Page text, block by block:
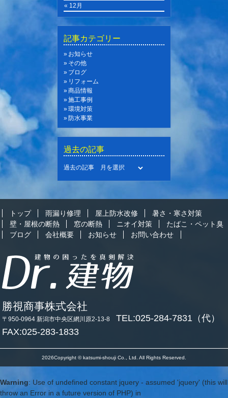
« 12月
記事カテゴリー
お知らせ
その他
ブログ
リフォーム
商品情報
施工事例
環境対策
防水事業
過去の記事
過去の記事
トップ 雨漏り修理 屋上防水改修
暑さ・寒さ対策
壁・屋根の断熱
窓の断熱 ニオイ対策
たばこ・ペット臭
ブログ
会社概要 お知らせ お問い合わせ
勝視商事株式会社
〒950-0964 新潟市中央区網川原2-13-8 TEL:025-284-7831（代）
FAX:025-283-1833
2026Copyright © katsumi-shouji Co., Ltd. All Rights Reserved.
Warning: Use of undefined constant jquery - assumed 'jquery' (this will
throw an Error in a future version of PHP) in